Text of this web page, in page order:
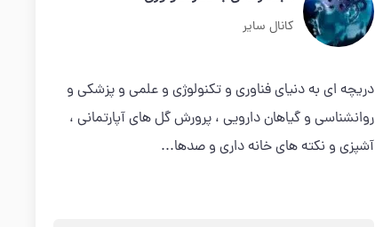
کانال سایر
دریچه ای به دنیای فناوری و تکنولوژی و علمی و پزشکی و
روانشناسی و گیاهان دارویی ، پرورش گل های آپارتمانی ،
آشپزی و نکته های خانه داری و صدها...